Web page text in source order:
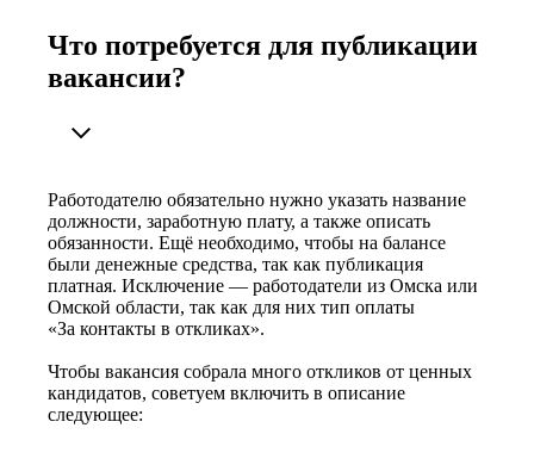
Что потребуется для публикации
вакансии?
Работодателю обязательно нужно указать название
должности, заработную плату, а также описать
обязанности. Ещё необходимо, чтобы на балансе
были денежные средства, так как публикация
платная. Исключение — работодатели из Омска или
Омской области, так как для них тип оплаты
«За контакты в откликах».
Чтобы вакансия собрала много откликов от ценных
кандидатов, советуем включить в описание
следующее: